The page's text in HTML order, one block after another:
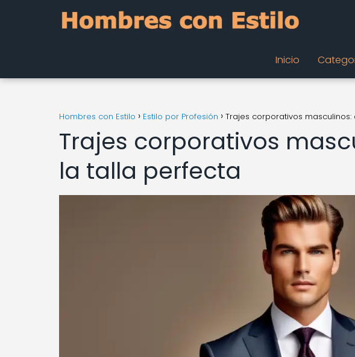
Inicio
Hombres con Estilo Estilo por Profesión Trajes corporativos
Trajes corporativos
la talla perfecta